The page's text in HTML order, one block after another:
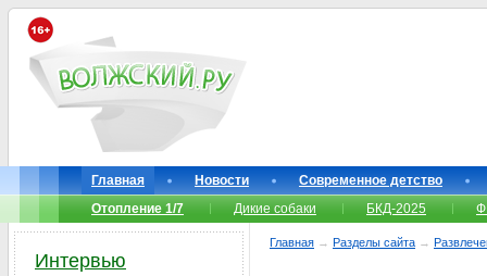
Главная Новости
Современное детство
Отопление 1/7
Дикие собаки БКД-2025
Главная → Разделы сайта →
Интервью